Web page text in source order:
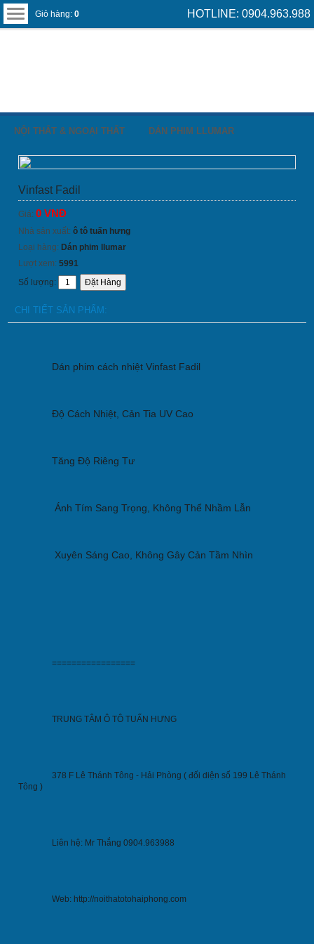
Giỏ hàng: 0 HOTLINE: 0904.963.988
NỘI THẤT & NGOẠI THẤT DÁN PHIM LLUMAR
Vinfast Fadil
Giá: 0 VNĐ
Nhà sản xuất: ô tô tuấn hưng
Loại hàng: Dán phim llumar
Lượt xem: 5991
Số lượng:
CHI TIẾT SẢN PHẨM:
Dán phim cách nhiệt Vinfast Fadil
Độ Cách Nhiệt, Cản Tia UV Cao
Tăng Độ Riêng Tư
Ánh Tím Sang Trọng, Không Thể Nhầm Lẫn
Xuyên Sáng Cao, Không Gây Cản Tầm Nhìn
=================
TRUNG TÂM Ô TÔ TUẤN HƯNG
378 F Lê Thánh Tông - Hải Phòng ( đối diện số 199 Lê Thánh
Tông )
Liên hệ: Mr Thắng 0904.963988
Web: http://noithatotohaiphong.com